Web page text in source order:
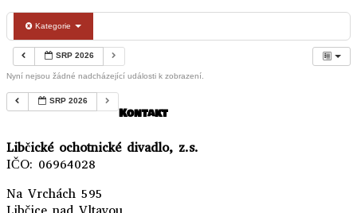
Kategorie
SRP 2026
Nyní nejsou žádné nadcházející události k zobrazení.
SRP 2026
Kontakt
Libčické ochotnické divadlo, z.s.
IČO: 06964028
Na Vrchách 595